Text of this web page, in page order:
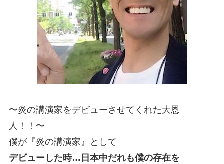
〜炎の講演家をデビューさせてくれた大恩
人！！〜
僕が『炎の講演家』として
デビューした時…日本中だれも僕の存在を